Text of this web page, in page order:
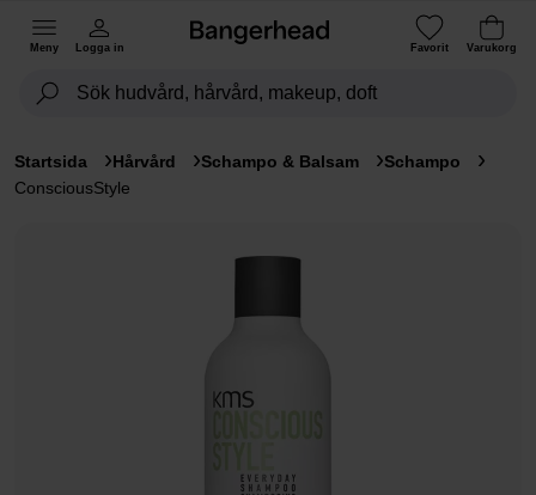
Meny Logga in Favorit Varukorg
Startsida Hårvård Schampo & Balsam
Schampo
ConsciousStyle